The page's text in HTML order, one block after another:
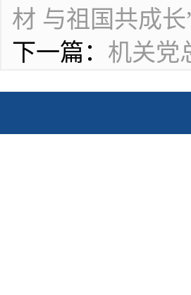
材 与祖国共成
下一篇： 机关党